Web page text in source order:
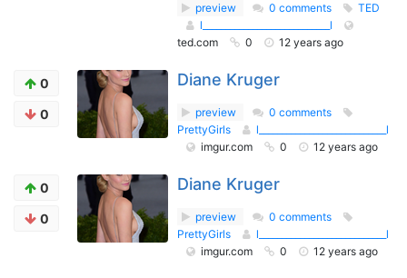
preview 0 comments
TED
l____________________________l
ted.com
0 12 years ago
0
0
Diane Kruger
preview
0 comments
PrettyGirls
l____________________________l
imgur.com
0 12 years ago
0
0
Diane Kruger
preview
0 comments
PrettyGirls
l____________________________l
imgur.com
0 12 years ago